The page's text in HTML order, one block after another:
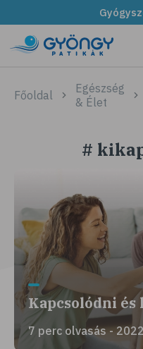
Főoldal
Egészség
& Élet
#
Kapcsolódni
7 perc olvasás -